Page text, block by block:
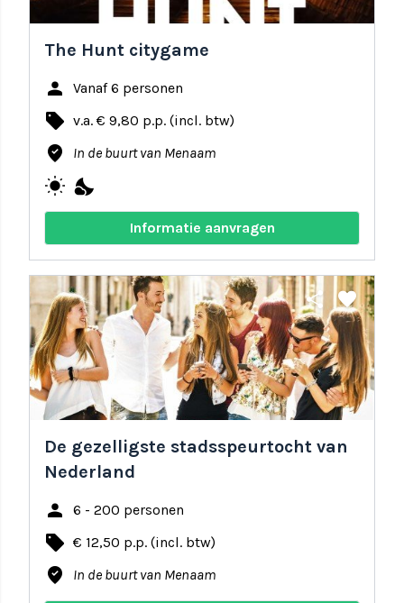
The Hunt citygame
person Vanaf 6 personen
local_offer v.a. € 9,80 p.p. (incl. btw)
where_to_vote In de buurt van Menaam
wb_sunny nights_stay
Informatie aanvragen
share favorite
De gezelligste stadsspeurtocht van
Nederland
person 6 - 200 personen
local_offer € 12,50 p.p. (incl. btw)
where_to_vote In de buurt van Menaam